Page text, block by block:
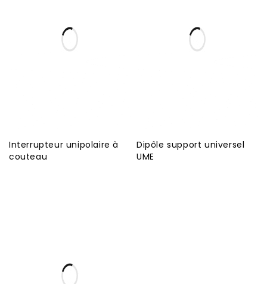
Interrupteur unipolaire à
couteau
Dipôle support universel
UME